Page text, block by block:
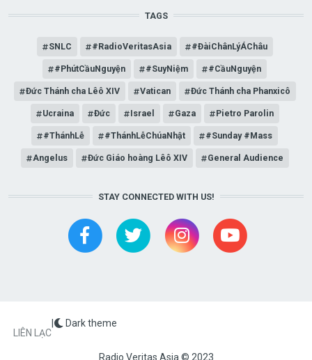
TAGS
SNLC #RadioVeritasAsia #ĐàiChânLýÁChâu
#PhútCầuNguyện #SuyNiệm #CầuNguyện
Đức Thánh cha Lêô XIV Vatican Đức Thánh cha Phanxicô
Ucraina Đức Israel Gaza Pietro Parolin
#ThánhLễ #ThánhLễChúaNhật #Sunday #Mass
Angelus Đức Giáo hoàng Lêô XIV General Audience
STAY CONNECTED WITH US!
Radio Veritas Asia © 2023
FOOTER
LIÊN LẠC
Dark theme